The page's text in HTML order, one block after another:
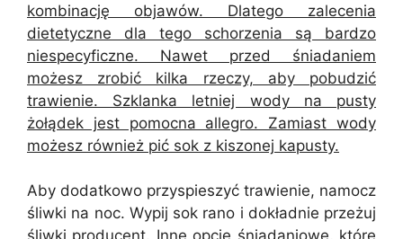
kombinację objawów. Dlatego zalecenia
dietetyczne dla tego schorzenia są bardzo
niespecyficzne. Nawet przed śniadaniem
możesz zrobić kilka rzeczy, aby pobudzić
trawienie. Szklanka letniej wody na pusty
żołądek jest pomocna allegro. Zamiast wody
możesz również pić sok z kiszonej kapusty.
Aby dodatkowo przyspieszyć trawienie, namocz
śliwki na noc. Wypij sok rano i dokładnie przeżuj
śliwki producent. Inne opcje śniadaniowe, które